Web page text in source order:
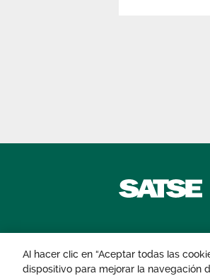
© 2026 Sindicato
Al hacer clic en “Aceptar todas las
dispositivo para mejorar la navegación